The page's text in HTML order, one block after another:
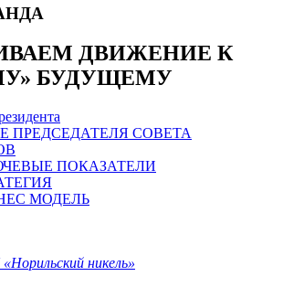
ДВИЖЕНИЕ К
БУДУЩЕМУ
ПРЕДСЕДАТЕЛЯ СОВЕТА
ПОКАЗАТЕЛИ
МОДЕЛЬ
никель»